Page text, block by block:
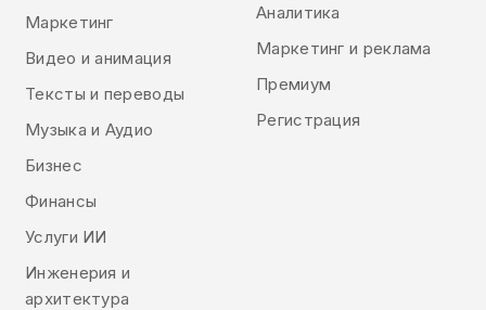
Маркетинг
Видео и анимация
Тексты и переводы
Музыка и Аудио
Бизнес
Финансы
Услуги ИИ
Инженерия и
архитектура
Аналитика
Маркетинг и реклама
Премиум
Регистрация